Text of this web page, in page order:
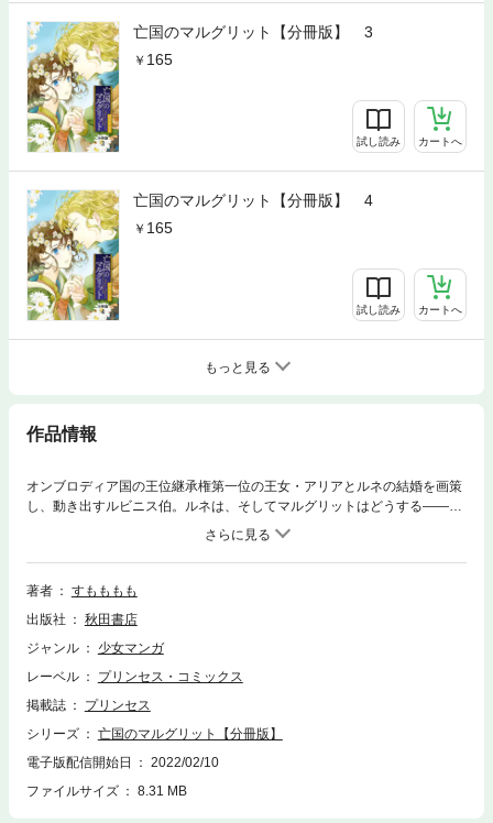
亡国のマルグリット【分冊版】 3
165
試し読み カートへ
亡国のマルグリット【分冊版】 4
165
試し読み カートへ
もっと見る
作品情報
オンブロディア国の王位継承権第一位の王女・アリアとルネの結婚を画策
し、動き出すルビニス伯。ルネは、そしてマルグリットはどうする――
―!?【※この商品は「亡国のマルグリット」を１話ごとに分冊したもので
す。購入の際はご注意ください。】
著者
すもももも
出版社
秋田書店
ジャンル
少女マンガ
レーベル
プリンセス・コミックス
掲載誌
プリンセス
シリーズ
亡国のマルグリット【分冊版】
電子版配信開始日
2022/02/10
ファイルサイズ
8.31 MB